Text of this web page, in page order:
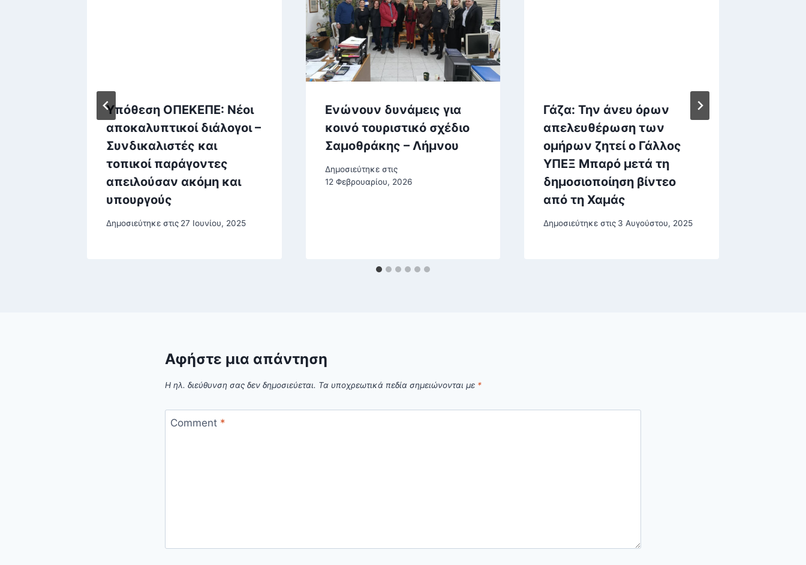
Υπόθεση ΟΠΕΚΕΠΕ: Νέοι
αποκαλυπτικοί διάλογοι –
Συνδικαλιστές και
τοπικοί παράγοντες
απειλούσαν ακόμη και
υπουργούς
Δημοσιεύτηκε στις 27 Ιουνίου, 2025
Ενώνουν δυνάμεις για
κοινό τουριστικό σχέδιο
Σαμοθράκης – Λήμνου
Δημοσιεύτηκε στις
12 Φεβρουαρίου, 2026
Γάζα: Την άνευ όρων
απελευθέρωση των
ομήρων ζητεί ο Γάλλος
ΥΠΕΞ Μπαρό μετά τη
δημοσιοποίηση βίντεο
από τη Χαμάς
Δημοσιεύτηκε στις 3 Αυγούστου, 2025
Αφήστε μια απάντηση
Η ηλ. διεύθυνση σας δεν δημοσιεύεται. Τα υποχρεωτικά πεδία σημειώνονται με *
Comment *